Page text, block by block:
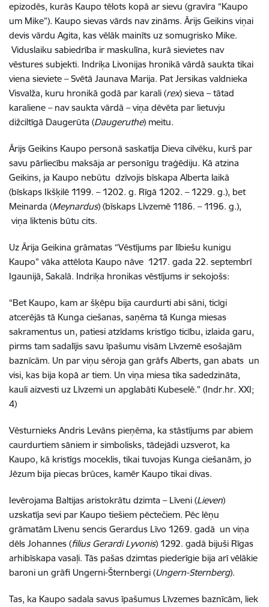
epizodēs, kurās Kaupo tēlots kopā ar sievu (gravīra “Kaupo
um Mike”). Kaupo sievas vārds nav zināms. Ārijs Geikins viņai
devis vārdu Agita, kas vēlāk mainīts uz somugrisko Mike.
Viduslaiku sabiedrība ir maskulīna, kurā sievietes nav
vēstures subjekti. Indriķa Livonijas hronikā vārdā saukta tikai
viena sieviete – Svētā Jaunava Marija. Pat Jersikas valdnieka
Visvalža, kuru hronikā godā par karali (rex) sieva – tātad
karaliene – nav saukta vārdā – viņa dēvēta par lietuvju
dižciltīgā Daugerūta (Daugeruthe) meitu.
Ārijs Geikins Kaupo personā saskatīja Dieva cilvēku, kurš par
savu pārliecību maksāja ar personīgu traģēdiju. Kā atzina
Geikins, ja Kaupo nebūtu dzīvojis bīskapa Alberta laikā
(bīskaps Ikšķilē 1199. – 1202. g. Rīgā 1202. – 1229. g.), bet
Meinarda (Meynardus) (bīskaps Līvzemē 1186. – 1196. g.),
viņa liktenis būtu cits.
Uz Ārija Geikina grāmatas “Vēstījums par lībiešu kunigu
Kaupo” vāka attēlota Kaupo nāve 1217. gada 22. septembrī
Igaunijā, Sakalā. Indriķa hronikas vēstījums ir sekojošs:
“Bet Kaupo, kam ar šķēpu bija caurdurti abi sāni, ticīgi
atcerējās tā Kunga ciešanas, saņēma tā Kunga miesas
sakramentus un, patiesi atzīdams kristīgo ticību, izlaida garu,
pirms tam sadalījis savu īpašumu visām Līvzemē esošajām
baznīcām. Un par viņu sēroja gan grāfs Alberts, gan abats un
visi, kas bija kopā ar tiem. Un viņa miesa tika sadedzināta,
kauli aizvesti uz Līvzemi un apglabāti Kubeselē.” (Indr.hr. XXI;
4)
Vēsturnieks Andris Levāns pieņēma, ka stāstījums par abiem
caurdurtiem sāniem ir simbolisks, tādejādi uzsverot, ka
Kaupo, kā kristīgs moceklis, tikai tuvojas Kunga ciešanām, jo
Jēzum bija piecas brūces, kamēr Kaupo tikai divas.
Ievērojama Baltijas aristokrātu dzimta – Līveni (Lieven)
uzskatīja sevi par Kaupo tiešiem pēctečiem. Pēc lēņu
grāmatām Līvenu sencis Gerardus Līvo 1269. gadā un viņa
dēls Johannes (filius Gerardi Lyvonis) 1292. gadā bijuši Rīgas
arhibīskapa vasaļi. Tās pašas dzimtas piederīgie bija arī vēlākie
baroni un grāfi Ungerni-Šternbergi (Ungern-Sternberg).
Tas, ka Kaupo sadala savus īpašumus Līvzemes baznīcām, liek